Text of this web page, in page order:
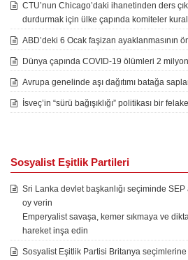
CTU’nun Chicago’daki ihanetinden ders
durdurmak için ülke çapında komiteler
ABD’deki 6 Ocak faşizan ayaklanmasının
Dünya çapında COVID-19 ölümleri 2
Avrupa genelinde aşı dağıtımı batağa
İsveç’in “sürü bağışıklığı” politikası bir
Sosyalist Eşitlik Partileri
Sri Lanka devlet başkanlığı seçiminde
oy verin
Emperyalist savaşa, kemer sıkmaya ve
hareket inşa edin
Sosyalist Eşitlik Partisi Britanya seçimlerine